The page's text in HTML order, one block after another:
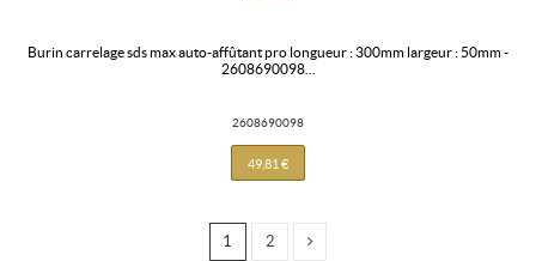
burin carrelage sds max auto-affûtant pro longueur : 300mm largeur : 50mm -
2608690098...
2608690098
49,81 €
1 2